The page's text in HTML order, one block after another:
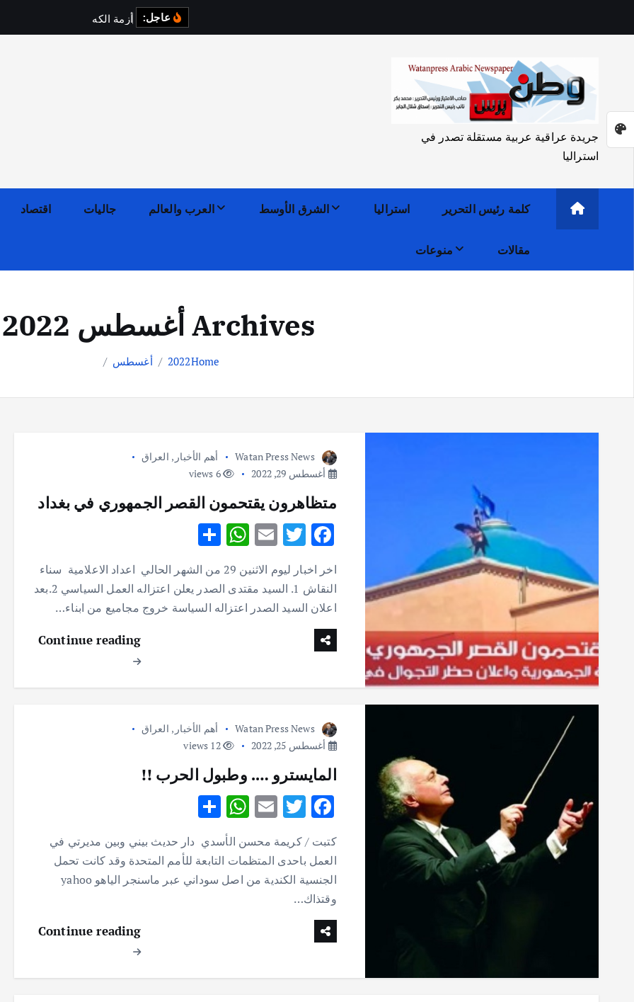
زمة الك ر اء في ا
جريدة عراقية عربية مستقلة تصدر في
استراليا
كلمة رئيس التحرير استراليا الشرق الأوسط العرب والعالم جاليات اقتصاد
مقالات منوعات
Archives أغسطس 2022
Home
2022 أغسطس
Watan Press News أهم الأخبار , العراق
أغسطس 29, 2022
6 views
متظاهرون يقتحمون القصر الجمهوري في بغداد
F
ac
e
b
T
w
it
te
E
ai
l
W
at
s
h
ar
e
اخر اخبار ليوم الاثنين 29 من الشهر الحالي اعداد الاعلامية سناء
النقاش 1. السيد مقتدى الصدر يعلن اعتزاله العمل السياسي 2.بعد
اعلان السيد الصدر اعتزاله السياسة خروج مجاميع من ابناء…
Continue reading
Watan Press News أهم الأخبار , العراق
أغسطس 25, 2022
12 views
المايسترو …. وطبول الحرب !!
F
ac
e
b
o
T
it
te
E
m
ai
l
W
h
at
s
h
ar
e
كتبت / كريمة محسن الأسدي دار حديث بيني وبين مديرتي في
العمل باحدى المتظمات التابعة للأمم المتحدة وقد كانت تحمل
الجنسية الكندية من اصل سوداني عبر ماسنجر الياهو yahoo
وقتذاك…
Continue reading